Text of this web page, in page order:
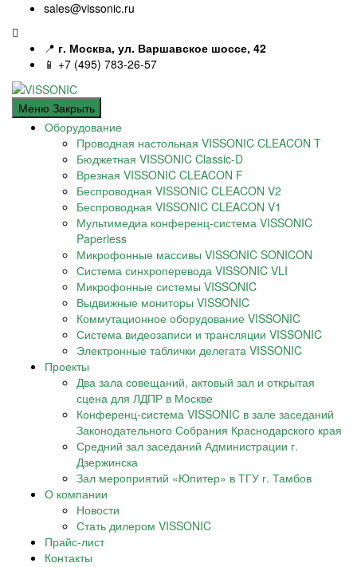
sales@vissonic.ru
📍 г. Москва, ул. Варшавское шоссе, 42
📱 +7 (495) 783-26-57
Меню Закрыть
Оборудование
Проводная настольная VISSONIC CLEACON T
Бюджетная VISSONIC Classic-D
Врезная VISSONIC CLEACON F
Беспроводная VISSONIC CLEACON V2
Беспроводная VISSONIC CLEACON V1
Мультимедиа конференц-система VISSONIC
Paperless
Микрофонные массивы VISSONIC SONICON
Система синхроперевода VISSONIC VLI
Микрофонные системы VISSONIC
Выдвижные мониторы VISSONIC
Коммутационное оборудование VISSONIC
Система видеозаписи и трансляции VISSONIC
Электронные таблички делегата VISSONIC
Проекты
Два зала совещаний, актовый зал и открытая
сцена для ЛДПР в Москве
Конференц-система VISSONIC в зале заседаний
Законодательного Собрания Краснодарского края
Средний зал заседаний Администрации г.
Дзержинска
Зал мероприятий «Юпитер» в ТГУ г. Тамбов
О компании
Новости
Стать дилером VISSONIC
Прайс-лист
Контакты